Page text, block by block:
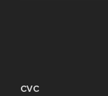
CVC